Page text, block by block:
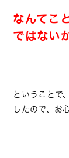
なんてこ
ではない
ということで
したので、お